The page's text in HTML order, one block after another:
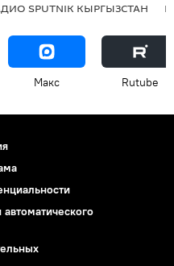
SPUTNIK КЫРГЫЗСТАН
Макс Rutube